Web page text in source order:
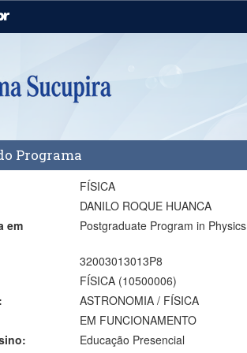
e Abastecimento
Programa
FÍSICA
DANILO ROQUE HUANCA
em
Postgraduate Program in Physics
32003013013P8
FÍSICA (10500006)
ASTRONOMIA / FÍSICA
EM FUNCIONAMENTO
Educação Presencial